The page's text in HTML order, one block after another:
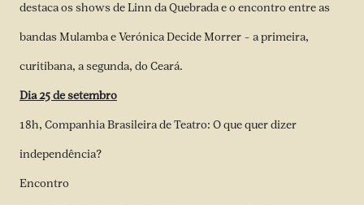
destaca os shows de Linn da Quebrada e o encontro entre as
bandas Mulamba e Verónica Decide Morrer – a primeira,
curitibana, a segunda, do Ceará.
Dia 25 de setembro
18h, Companhia Brasileira de Teatro: O que quer dizer
independência?
Encontro